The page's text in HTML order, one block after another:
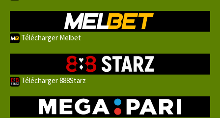
Télécharger Melbet
Télécharger 888Starz